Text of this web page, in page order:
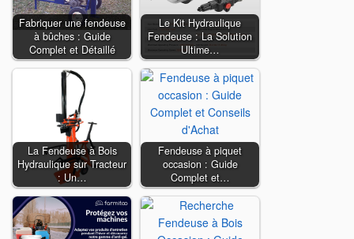
Fabriquer une fendeuse
à bûches : Guide
Complet et Détaillé
Le Kit Hydraulique
Fendeuse : La Solution
Ultime…
La Fendeuse à Bois
Hydraulique sur Tracteur
: Un…
Fendeuse à piquet
occasion : Guide
Complet et…